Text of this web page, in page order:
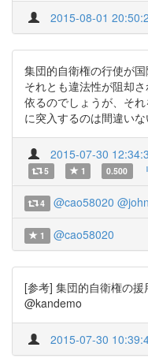
2015-08-01
集団的自衛権の行使が国
それとも違法性が阻却
依るのでしょうが、そ
に突入するのは間違い
2015-07-30
5 1 0.500
4 @cao58020
1 @cao58020
[参考] 集団的自衛権の
@kandemo
2015-07-30